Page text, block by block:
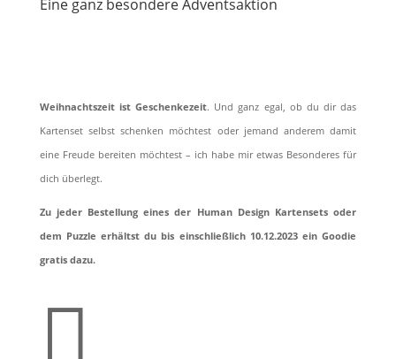
Eine ganz besondere Adventsaktion
Weihnachtszeit ist Geschenkezeit. Und ganz egal, ob du dir das
Kartenset selbst schenken möchtest oder jemand anderem damit
eine Freude bereiten möchtest – ich habe mir etwas Besonderes für
dich überlegt.
Zu jeder Bestellung eines der Human Design Kartensets oder
dem Puzzle erhältst du bis einschließlich 10.12.2023 ein Goodie
gratis dazu.
